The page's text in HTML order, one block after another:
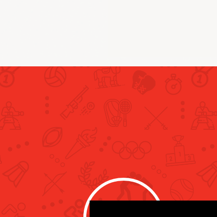
المرأة في المحافل الرياضية